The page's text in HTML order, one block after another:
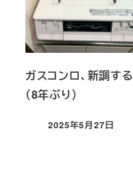
ガスコンロ、新調する
（8年ぶり）
投稿日
2025年5月27日